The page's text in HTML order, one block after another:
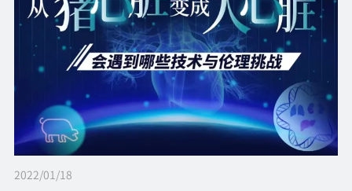
2022/01/18